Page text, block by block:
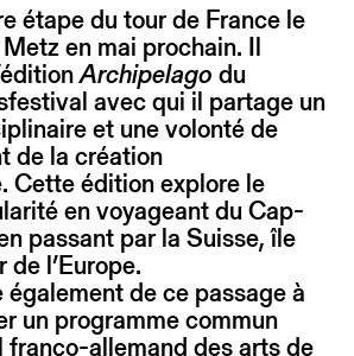
étape du tour de France le
en mai prochain. Il
Archipelago du
avec qui il partage un
et une volonté de
de la création
Cette édition explore le
en voyageant du Cap-
passant par la Suisse, île
l’Europe.
de ce passage à
un programme commun
allemand des arts de